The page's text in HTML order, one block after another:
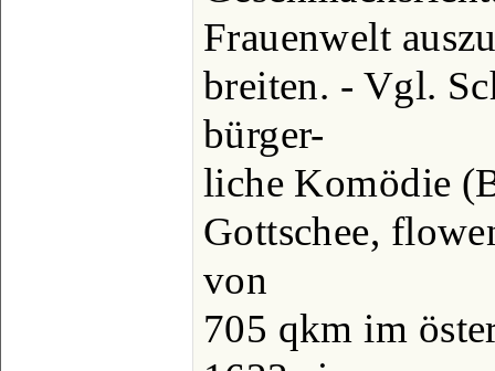
Frauenwelt
breiten. - Vgl.
bürger-
liche Komödie
Gottschee,
von
705 qkm im